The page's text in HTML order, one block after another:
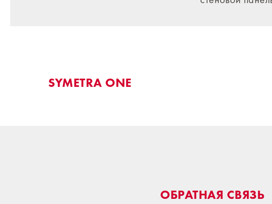
SYMETRA ONE
ОБРАТНАЯ СВЯЗЬ